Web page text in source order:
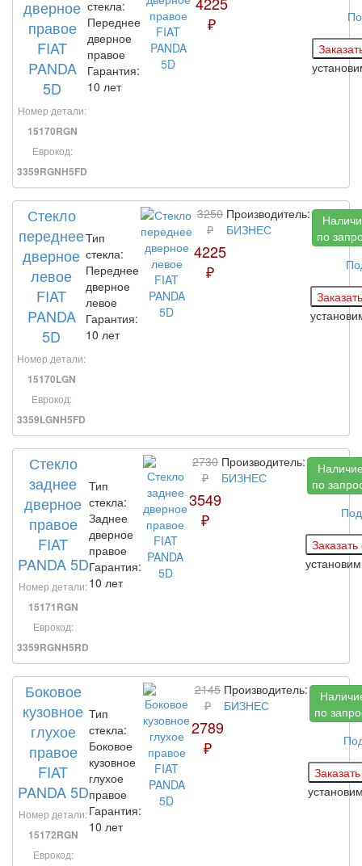
дверное
правое
FIAT
PANDA
5D
Номер детали:
15170RGN
Еврокод:
3359RGNH5FD
стекла:
Переднее
дверное
правое
Гарантия:
10 лет
₽
Стекло
переднее
дверное
левое
FIAT
PANDA
5D
Номер детали:
15170LGN
Еврокод:
3359LGNH5FD
Тип
стекла:
Переднее
дверное
левое
Гарантия:
10 лет
3250
₽
4225
₽
Производитель:
БИЗНЕС
по
Стекло
заднее
дверное
правое
FIAT
PANDA 5D
Номер детали:
15171RGN
Еврокод:
3359RGNH5RD
Тип
стекла:
Заднее
дверное
правое
Гарантия:
10 лет
2730
₽
3549
₽
Производитель:
БИЗНЕС
по
Боковое
кузовное
глухое
правое
FIAT
PANDA 5D
Номер детали:
15172RGN
Еврокод:
Тип
стекла:
Боковое
кузовное
глухое
правое
Гарантия:
10 лет
2145
₽
2789
₽
Производитель:
БИЗНЕС
по